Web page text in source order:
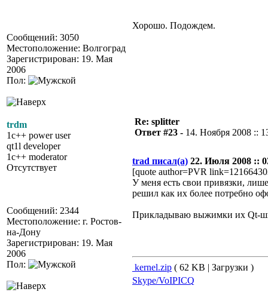
Сообщений: 3050
Местоположение: Волгоград
Зарегистрирован: 19. Мая
2006
Пол:
Хорошо. Подождем.
trdm
1c++ power user
qt1l developer
1c++ moderator
Отсутствует
Сообщений: 2344
Местоположение: г. Ростов-
на-Дону
Зарегистрирован: 19. Мая
2006
Пол:
Re: splitter
Ответ #23 - 14. Ноября 2008 ::
trad писал(а) 22. Июля 2008 ::
[quote author=PVR
У меня есть свои привязки,
решил как их более потребно
Прикладываю выжимки их Qt-
kernel.zip ( 62 KB | Загрузки )
Skype/VoIPICQ